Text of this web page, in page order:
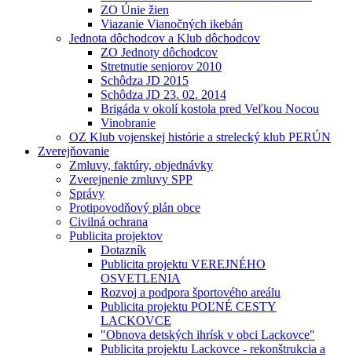
ZO Únie žien
Viazanie Vianočných ikebán
Jednota dôchodcov a Klub dôchodcov
ZO Jednoty dôchodcov
Stretnutie seniorov 2010
Schôdza JD 2015
Schôdza JD 23. 02. 2014
Brigáda v okolí kostola pred Veľkou Nocou
Vinobranie
OZ Klub vojenskej histórie a strelecký klub PERÚN
Zverejňovanie
Zmluvy, faktúry, objednávky
Zverejnenie zmluvy SPP
Správy
Protipovodňový plán obce
Civilná ochrana
Publicita projektov
Dotazník
Publicita projektu VEREJNÉHO
OSVETLENIA
Rozvoj a podpora športového areálu
Publicita projektu POĽNÉ CESTY
LACKOVCE
"Obnova detských ihrísk v obci Lackovce"
Publicita projektu Lackovce - rekonštrukcia a